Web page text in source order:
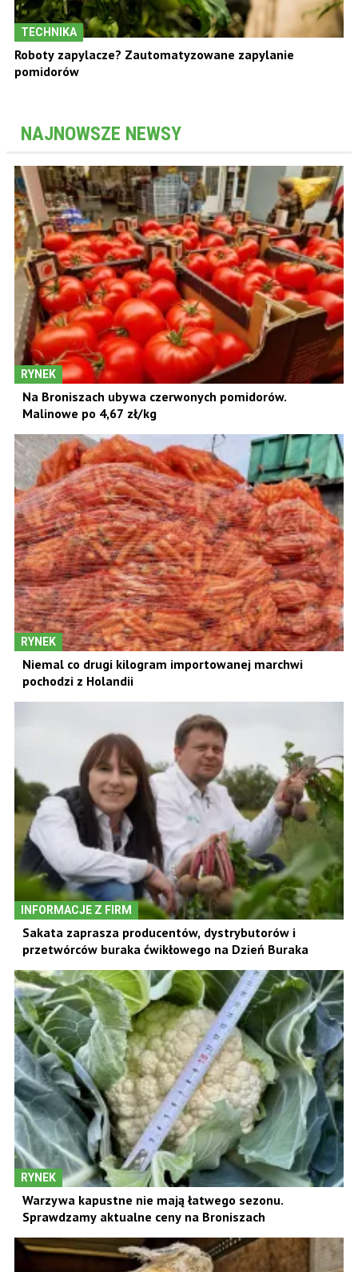
TECHNIKA
Roboty zapylacze? Zautomatyzowane zapylanie
pomidorów
NAJNOWSZE NEWSY
RYNEK
Na Broniszach ubywa czerwonych pomidorów.
Malinowe po 4,67 zł/kg
RYNEK
Niemal co drugi kilogram importowanej marchwi
pochodzi z Holandii
INFORMACJE Z FIRM
Sakata zaprasza producentów, dystrybutorów i
przetwórców buraka ćwikłowego na Dzień Buraka
RYNEK
Warzywa kapustne nie mają łatwego sezonu.
Sprawdzamy aktualne ceny na Broniszach